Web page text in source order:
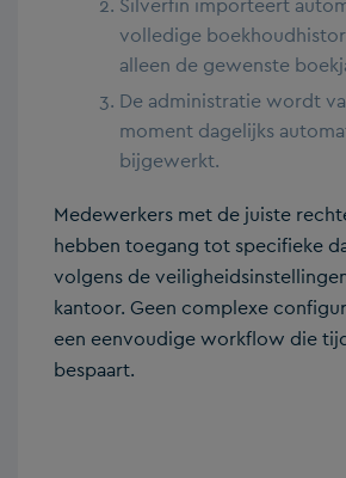
Silverfin importeert
volledige
alleen de gewenste
De administratie wordt
moment dagelijks
bijgewerkt.
Medewerkers met de juiste
hebben toegang tot specifieke
volgens de
kantoor. Geen complexe
een eenvoudige workflow die
bespaart.